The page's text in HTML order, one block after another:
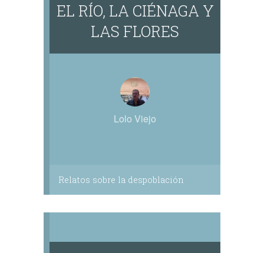
EL RÍO, LA CIÉNAGA Y
LAS FLORES
Lolo Viejo
Relatos sobre la despoblación